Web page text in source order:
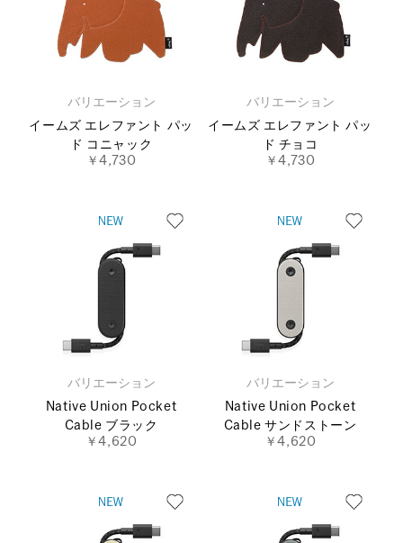
バリエーション
イームズ エレファント パッ
ド コニャック
￥4,730
バリエーション
イームズ エレファント パッ
ド チョコ
￥4,730
バリエーション
Native Union Pocket
Cable ブラック
￥4,620
バリエーション
Native Union Pocket
Cable サンドストーン
￥4,620